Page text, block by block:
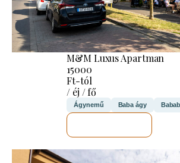
M&M Luxus Apartman
15000
Ft-tól
/ éj / fő
Ágynemű Baba ágy